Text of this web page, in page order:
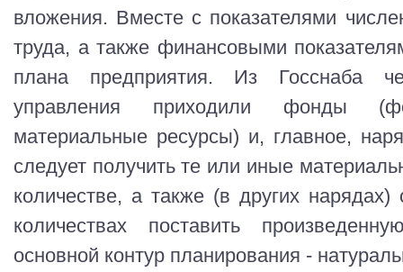
вложения. Вместе с показателями
труда, а также финансовыми
плана предприятия. Из Госснаба
управления приходили фонды
материальные ресурсы) и, главное,
следует получить те или иные
количестве, а также (в других
количествах поставить
основной контур планирования -